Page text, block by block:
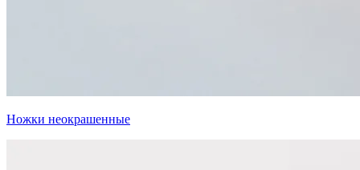
Ножки неокрашенные